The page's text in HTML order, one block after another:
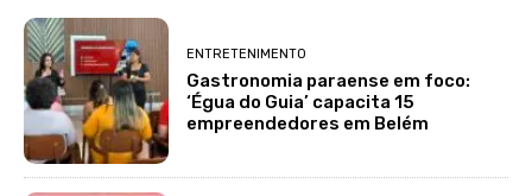
ENTRETENIMENTO
Gastronomia paraense em foco:
‘Égua do Guia’ capacita 15
empreendedores em Belém